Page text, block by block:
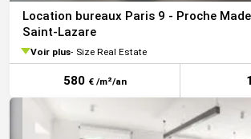
Location bureaux Paris 9 - Proche
Saint-Lazare
Voir plus Size Real Estate
580 € /m²/an